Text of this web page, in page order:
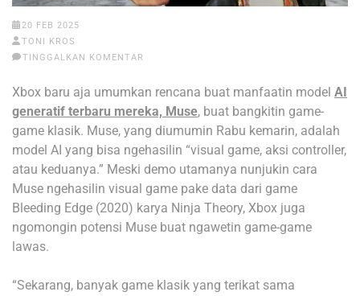
20 FEB 2025
TONI KROS
TINGGALKAN KOMENTAR
Xbox baru aja umumkan rencana buat manfaatin model AI
generatif terbaru mereka, Muse, buat bangkitin game-
game klasik. Muse, yang diumumin Rabu kemarin, adalah
model AI yang bisa ngehasilin “visual game, aksi controller,
atau keduanya.” Meski demo utamanya nunjukin cara
Muse ngehasilin visual game pake data dari game
Bleeding Edge (2020) karya Ninja Theory, Xbox juga
ngomongin potensi Muse buat ngawetin game-game
lawas.
“Sekarang, banyak game klasik yang terikat sama